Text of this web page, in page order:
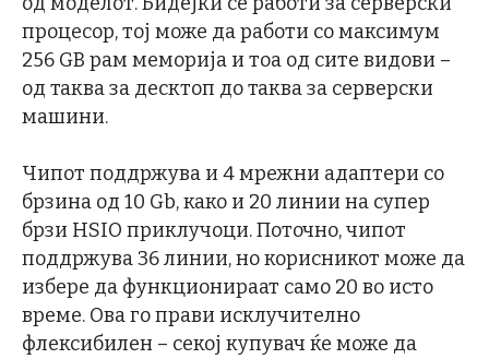
процесор, тој може да работи со максимум
256 GB рам меморија и тоа од сите видови –
од таква за десктоп до таква за серверски
машини.
Чипот поддржува и 4 мрежни адаптери со
брзина од 10 Gb, како и 20 линии на супер
брзи HSIO приклучоци. Поточно, чипот
поддржува 36 линии, но корисникот може да
избере да функционираат само 20 во исто
време. Ова го прави исклучително
флексибилен – секој купувач ќе може да